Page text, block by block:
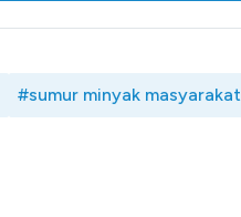
#sumur minyak masyarakat